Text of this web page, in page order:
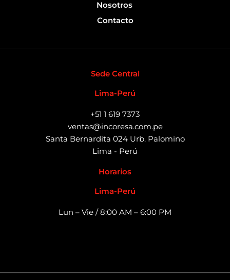
Nosotros
Contacto
Sede Central
Lima-Perú
+51 1 619 7373
ventas@incoresa.com.pe
Santa Bernardita 024 Urb. Palomino
Lima - Perú
Horarios
Lima-Perú
Lun – Vie / 8:00 AM – 6:00 PM